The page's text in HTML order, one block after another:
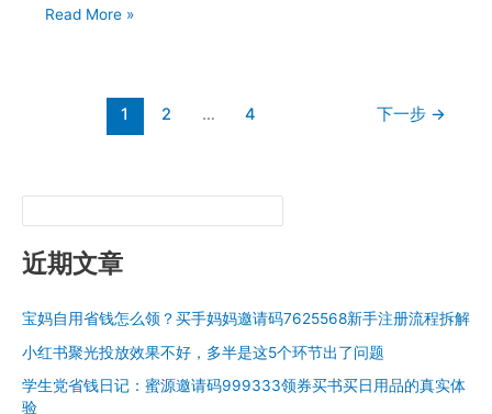
节
中
台
怎
么
小
红
书
聚
Read More »
1 2 … 4 下一步 →
近期文章
宝妈自用省钱怎么领？买手妈妈邀请码7625568新手注册流程拆解
小红书聚光投放效果不好，多半是这5个环节出了问题
学生党省钱日记：蜜源邀请码999333领券买书买日用品的真实体
验